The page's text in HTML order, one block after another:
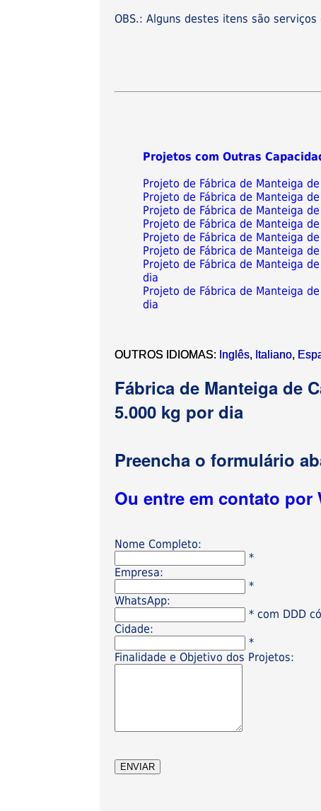
OBS.: Alguns destes itens são
Projetos com Outras
Projeto de Fábrica de Manteiga
Projeto de Fábrica de Manteiga
Projeto de Fábrica de Manteiga
Projeto de Fábrica de Manteiga
Projeto de Fábrica de Manteiga
Projeto de Fábrica de Manteiga
Projeto de Fábrica de Manteiga
dia
Projeto de Fábrica de Manteiga
dia
OUTROS IDIOMAS: Inglês, Italiano,
Fábrica de Manteiga de
5.000 kg por dia
Preencha o formulário
Ou entre em contato por
Nome Completo:
*
Empresa:
*
WhatsApp:
* com DDD
Cidade:
*
Finalidade e Objetivo dos Projetos: